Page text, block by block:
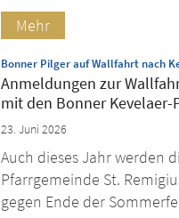
Mehr
Bonner Pilger auf Wallfahrt nach
Anmeldungen zur
mit den Bonner Kevelaer-
23. Juni 2026
Auch dieses Jahr werden
Pfarrgemeinde St.
gegen Ende der